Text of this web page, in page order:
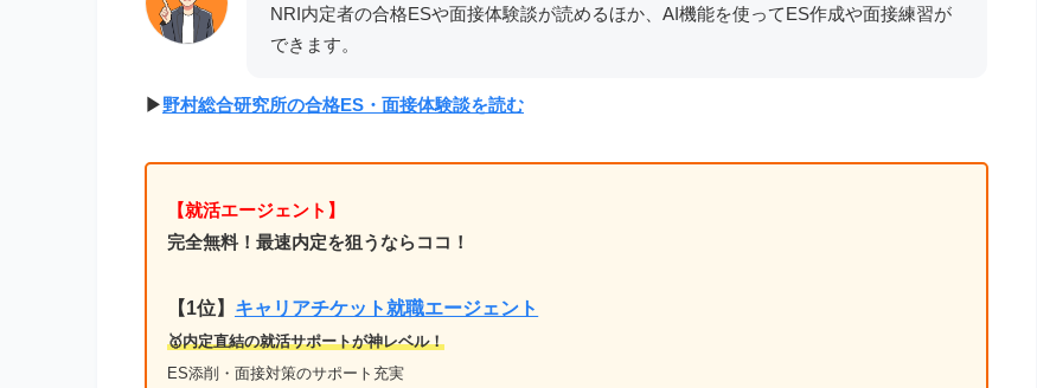
NRI内定者の合格ESや面接体験談が読めるほか、AI機能を使ってES作成や面接練習が
できます。
▶︎野村総合研究所の合格ES・面接体験談を読む
【就活エージェント】
完全無料！最速内定を狙うならココ！
【1位】 キャリアチケット就職エージェント
🥇内定直結の就活サポートが神レベル！
ES添削・面接対策のサポート充実